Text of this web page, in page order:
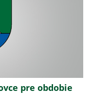
pre obdobie